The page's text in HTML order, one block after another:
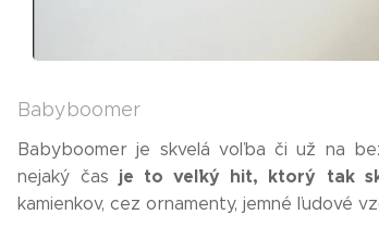
Babyboomer
Babyboomer je skvelá voľba či už na
nejaký čas je to veľký hit, ktorý tak
kamienkov, cez ornamenty, jemné ľudové